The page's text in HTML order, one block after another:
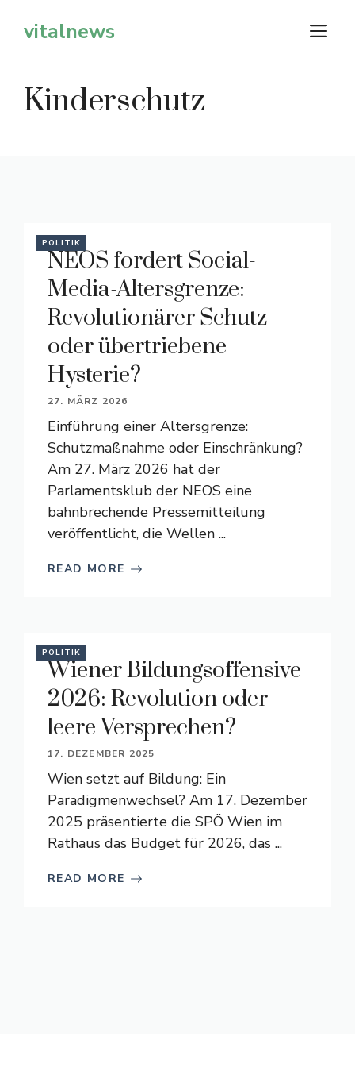
Inhaltvitalnews
Kinderschutz
POLITIK
NEOS fordert Social-
Media-Altersgrenze:
Revolutionärer Schutz
oder übertriebene
Hysterie?
27. MÄRZ 2026
Einführung einer Altersgrenze:
Schutzmaßnahme oder Einschränkung?
Am 27. März 2026 hat der
Parlamentsklub der NEOS eine
bahnbrechende Pressemitteilung
veröffentlicht, die Wellen ...
READ MORE
POLITIK
Wiener Bildungsoffensive
2026: Revolution oder
leere Versprechen?
17. DEZEMBER 2025
Wien setzt auf Bildung: Ein
Paradigmenwechsel? Am 17. Dezember
2025 präsentierte die SPÖ Wien im
Rathaus das Budget für 2026, das ...
READ MORE